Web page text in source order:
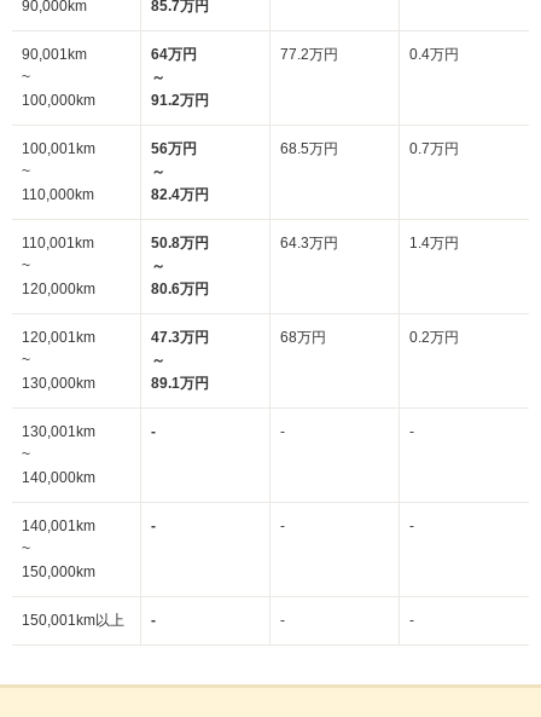
90,000km 85.7万円
90,001km
~
100,000km
64万円
～
91.2万円
77.2万円 0.4万円
100,001km
~
110,000km
56万円
～
82.4万円
68.5万円 0.7万円
110,001km
~
120,000km
50.8万円
～
80.6万円
64.3万円 1.4万円
120,001km
~
130,000km
47.3万円
～
89.1万円
68万円 0.2万円
130,001km
~
140,000km
- - -
140,001km
~
150,000km
- - -
150,001km以上 - - -